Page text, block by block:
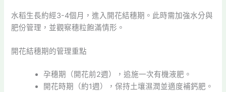
水稻生長約經3-4個月，進入開花結穗期。此時需加強水分與
肥份管理，並觀察穗粒飽滿情形。
開花結穗期的管理重點
孕穗期（開花前2週），追施一次有機液肥。
開花時期（約1週），保持土壤濕潤並適度補鈣肥。